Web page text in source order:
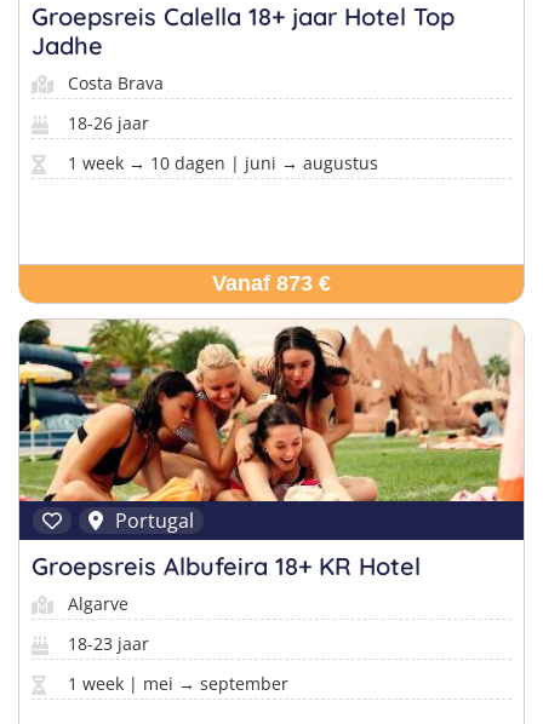
Groepsreis Calella 18+ jaar Hotel Top
Jadhe
Costa Brava
18-26 jaar
1 week → 10 dagen | juni → augustus
Vanaf 873 €
Portugal
Groepsreis Albufeira 18+ KR Hotel
Algarve
18-23 jaar
1 week | mei → september